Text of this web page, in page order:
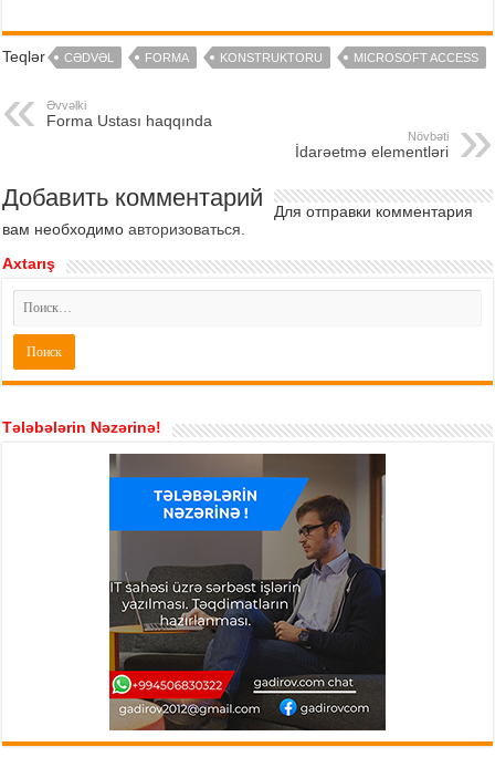
Teqlər CƏDVƏL FORMA KONSTRUKTORU MICROSOFT ACCESS
Əvvəlki
Forma Ustası haqqında
Növbəti
İdarəetmə elementləri
Добавить комментарий
Для отправки комментария
вам необходимоавторизоваться
Axtarış
Tələbələrin Nəzərinə!